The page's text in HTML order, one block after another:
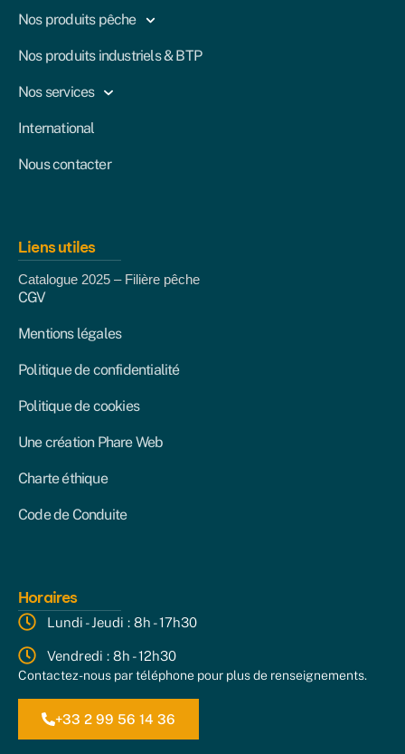
Nos produits pêche
Nos produits industriels & BTP
Nos services
International
Nous contacter
Liens utiles
Catalogue 2025 – Filière pêche
CGV
Mentions légales
Politique de confidentialité
Politique de cookies
Une création Phare Web
Charte éthique
Code de Conduite
Horaires
Lundi - Jeudi : 8h - 17h30
Vendredi : 8h - 12h30
Contactez-nous par téléphone pour plus de renseignements.
+33 2 99 56 14 36